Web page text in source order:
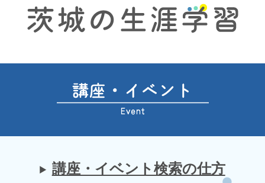
講座・イベント検索の仕方